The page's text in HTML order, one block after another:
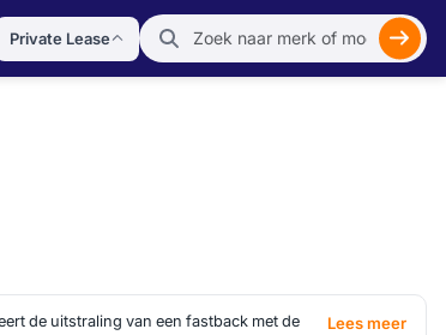
Private Lease
de uitstraling van een fastback met de
Lees meer